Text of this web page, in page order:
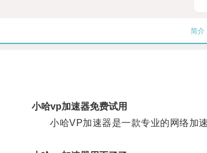
简介
小哈vp加速器免费试用
小哈VP加速器是一款专业的网络加速